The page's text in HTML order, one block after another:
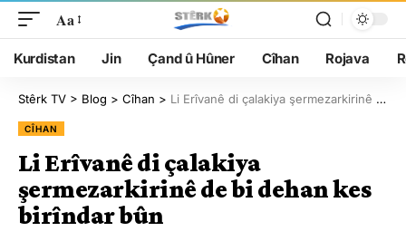
Aa
Kurdistan Jin Çand û Hûner Cîhan Rojava
Stêrk TV > Blog > Cîhan > Li Erîvanê di çalakiya şermezarkirinê de bi dehan kes birîndar bûn
CÎHAN
Li Erîvanê di çalakiya
şermezarkirinê de bi dehan kes
birîndar bûn